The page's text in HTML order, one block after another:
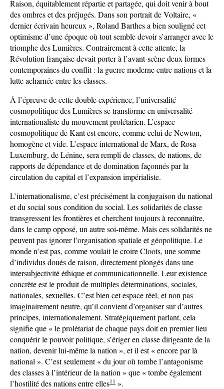
Raison, équitablement répartie et partagée, qui doit venir à bout
des ombres et des préjugés. Dans son portrait de Voltaire, «
dernier écrivain heureux », Roland Barthes a bien souligné cet
optimisme d’une époque où tout semble devoir s’arranger avec le
triomphe des Lumières. Contrairement à cette attente, la
Révolution française devait porter à l’avant-scène deux formes
contemporaines du conflit : la guerre moderne entre nations et la
lutte acharnée entre les classes.
À l’épreuve de cette double expérience, l’universalité
cosmopolitique des Lumières se transforme en universalité
internationaliste du mouvement prolétarien. L’espace
cosmopolitique de Kant est encore, comme celui de Newton,
homogène et vide. L’espace international de Marx, de Rosa
Luxemburg, de Lénine, sera rempli de classes, de nations, de
rapports de dépendance et de domination façonnés par la
circulation du capital et l’expansion impérialiste.
L’internationalisme, c’est précisément la conjugaison du national
et du social sous condition du social. Les solidarités de classe
transgressent les frontières et cherchent toujours à reconnaître,
dans le camp opposé, un autre soi-même. Mais ces solidarités ne
peuvent pas ignorer l’organisation spatiale et géopolitique. Le
monde n’est pas, comme voulait le croire Cloots, une somme
d’individus doués de raison, directement plongés dans une
intersubjectivité éthique et communicationnelle. Leur existence
concrète est le produit de multiples déterminations, sociales,
nationales, sexuelles. C’est bien cet espace réel, et non pas
imaginairement neutre, qu’il convient d’organiser sur d’autres
principes, internationalement. Stratégiquement parlant, cela
signifie que « le prolétariat de chaque pays doit en premier lieu
conquérir le pouvoir politique, s’ériger en classe dirigeante de la
nation, devenir lui-même la nation », et il est « encore par là
national ». C’est seulement « du jour où tombe l’antagonisme
des classes à l’intérieur de la nation » que « tombe également
l’hostilité des nations entre elles11 ».